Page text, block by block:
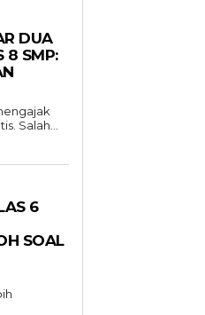
DUA
8 SMP:
Salah...
6
SOAL